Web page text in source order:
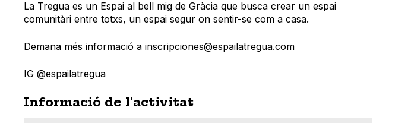
La Tregua es un Espai al bell mig de Gràcia que busca crear un espai
comunitàri entre totxs, un espai segur on sentir-se com a casa.
Demana més informació a inscripciones@espailatregua.com
IG @espailatregua
Informació de l'activitat